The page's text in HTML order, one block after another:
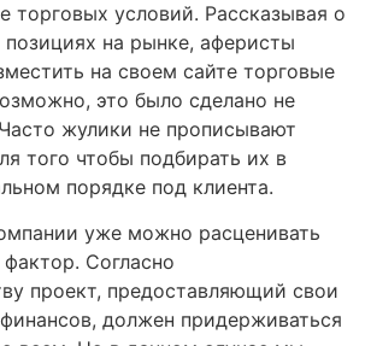
торговых условий. Рассказывая о
позициях на рынке, аферисты
на своем сайте торговые
это было сделано не
жулики не прописывают
того чтобы подбирать их в
порядке под клиента.
уже можно расценивать
Согласно
проект, предоставляющий свои
должен придерживаться